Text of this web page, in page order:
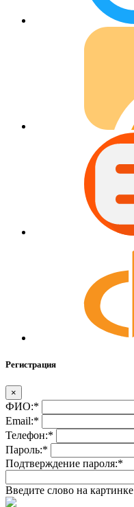
Регистрация
×
ФИО:*
Email:*
Телефон:*
Пароль:*
Подтверждение пароля:*
Введите слово на картинке